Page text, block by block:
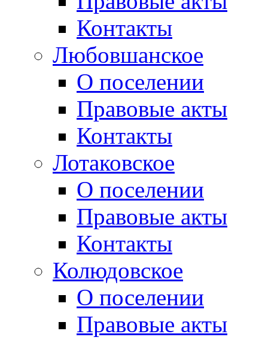
Контакты
Любовшанское
О поселении
Правовые акты
Контакты
Лотаковское
О поселении
Правовые акты
Контакты
Колюдовское
О поселении
Правовые акты